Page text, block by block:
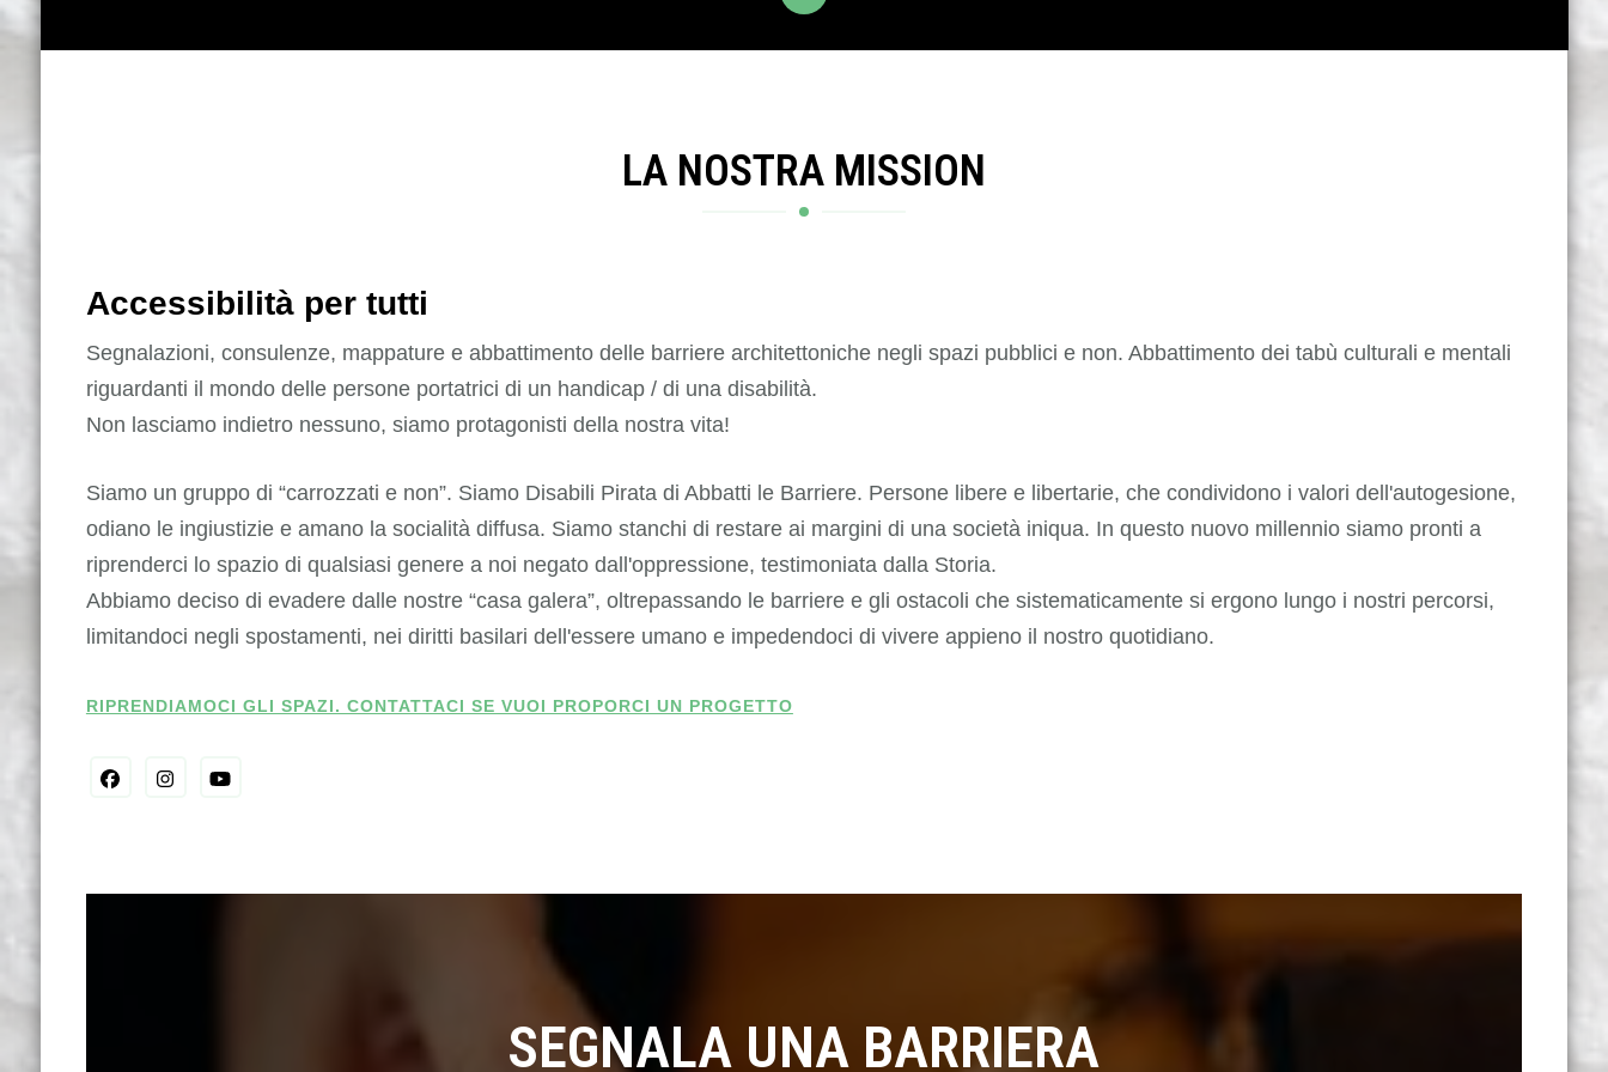
LA NOSTRA MISSION
Accessibilità per tutti
Segnalazioni, consulenze, mappature e abbattimento delle barriere architettoniche negli spazi pubblici e non. Abbattimento dei tabù culturali e mentali
riguardanti il mondo delle persone portatrici di un handicap / di una disabilità.
Non lasciamo indietro nessuno, siamo protagonisti della nostra vita!
Siamo un gruppo di “carrozzati e non”. Siamo Disabili Pirata di Abbatti le Barriere. Persone libere e libertarie, che condividono i valori dell'autogesione,
odiano le ingiustizie e amano la socialità diffusa. Siamo stanchi di restare ai margini di una società iniqua. In questo nuovo millennio siamo pronti a
riprenderci lo spazio di qualsiasi genere a noi negato dall'oppressione, testimoniata dalla Storia.
Abbiamo deciso di evadere dalle nostre “casa galera”, oltrepassando le barriere e gli ostacoli che sistematicamente si ergono lungo i nostri percorsi,
limitandoci negli spostamenti, nei diritti basilari dell'essere umano e impedendoci di vivere appieno il nostro quotidiano.
RIPRENDIAMOCI GLI SPAZI. CONTATTACI SE VUOI PROPORCI UN PROGETTO
SEGNALA UNA BARRIERA